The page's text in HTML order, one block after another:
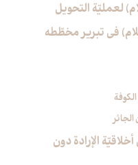
لعمليّة التحويل
في تبرير مخطّطه
الإرادة دون